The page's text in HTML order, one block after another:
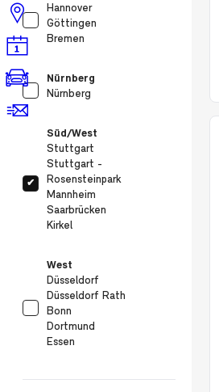
Hannover
Göttingen
Bremen
Nürnberg
Nürnberg
✔
Süd/West
Stuttgart
Stuttgart -
Rosensteinpark
Mannheim
Saarbrücken
Kirkel
West
Düsseldorf
Düsseldorf Rath
Bonn
Dortmund
Essen